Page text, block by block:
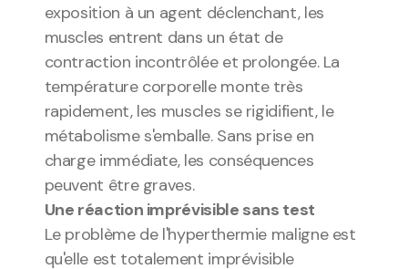
exposition à un agent déclenchant, les
muscles entrent dans un état de
contraction incontrôlée et prolongée. La
température corporelle monte très
rapidement, les muscles se rigidifient, le
métabolisme s'emballe. Sans prise en
charge immédiate, les conséquences
peuvent être graves.
Une réaction imprévisible sans test
Le problème de l'hyperthermie maligne est
qu'elle est totalement imprévisible